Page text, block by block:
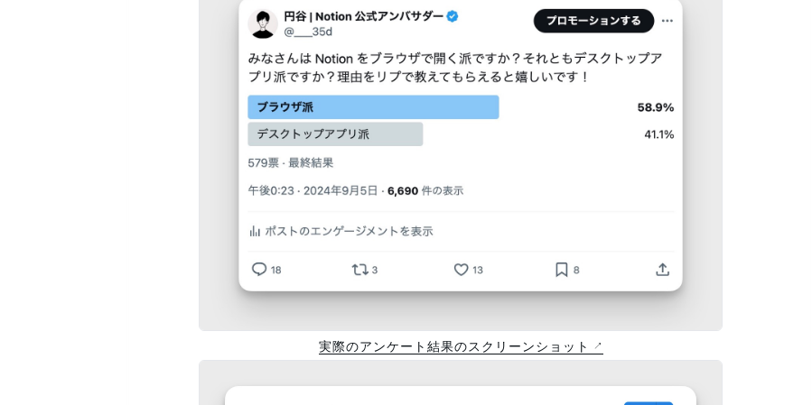
実際のアンケート結果のスクリーンショット